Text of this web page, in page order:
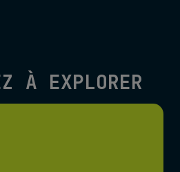
À EXPLORER